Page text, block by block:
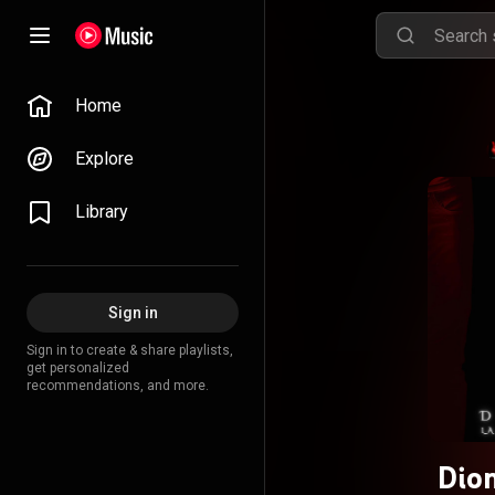
Home
Explore
Library
Sign in
Sign in to create & share playlists,
get personalized
recommendations, and more.